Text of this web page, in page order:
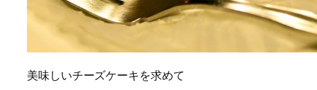
美味しいチーズケーキを求めて